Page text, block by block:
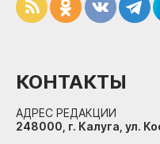
КОНТАКТЫ
АДРЕС РЕДАКЦИИ
248000, г. Калуга, ул.